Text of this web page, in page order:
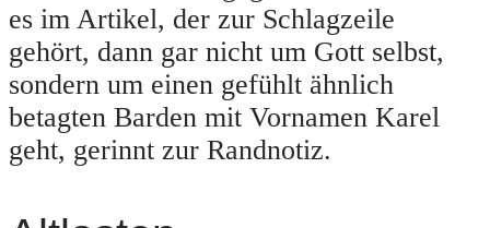
es im Artikel, der zur Schlagzeile
gehört, dann gar nicht um Gott selbst,
sondern um einen gefühlt ähnlich
betagten Barden mit Vornamen Karel
geht, gerinnt zur Randnotiz.